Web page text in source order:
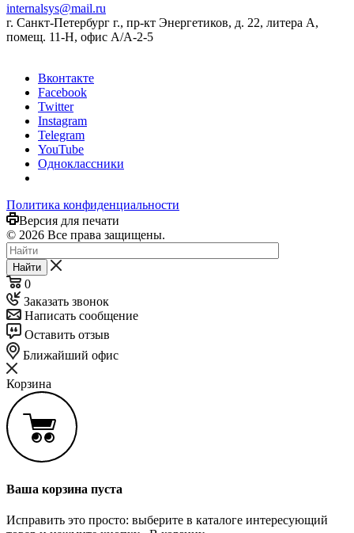
internalsys@mail.ru
г. Санкт-Петербург г., пр-кт Энергетиков, д. 22, литера А,
помещ. 11-Н, офис А/А-2-5
Вконтакте
Facebook
Twitter
Instagram
Telegram
YouTube
Одноклассники
Политика конфиденциальности
Версия для печати
© 2026 Все права защищены.
Найти
0
Заказать звонок
Написать сообщение
Оставить отзыв
Ближайший офис
Корзина
Ваша корзина пуста
Исправить это просто: выберите в каталоге интересующий